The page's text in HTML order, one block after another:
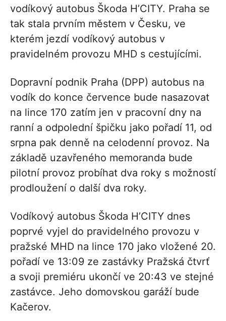
vodíkový autobus Škoda H’CITY. Praha se
tak stala prvním městem v Česku, ve
kterém jezdí vodíkový autobus v
pravidelném provozu MHD s cestujícími.
Dopravní podnik Praha (DPP) autobus na
vodík do konce července bude nasazovat
na lince 170 zatím jen v pracovní dny na
ranní a odpolední špičku jako pořadí 11, od
srpna pak denně na celodenní provoz. Na
základě uzavřeného memoranda bude
pilotní provoz probíhat dva roky s možností
prodloužení o další dva roky.
Vodíkový autobus Škoda H’CITY dnes
poprvé vyjel do pravidelného provozu v
pražské MHD na lince 170 jako vložené 20.
pořadí ve 13:09 ze zastávky Pražská čtvrť
a svoji premiéru ukončí ve 20:43 ve stejné
zastávce. Jeho domovskou garáží bude
Kačerov.